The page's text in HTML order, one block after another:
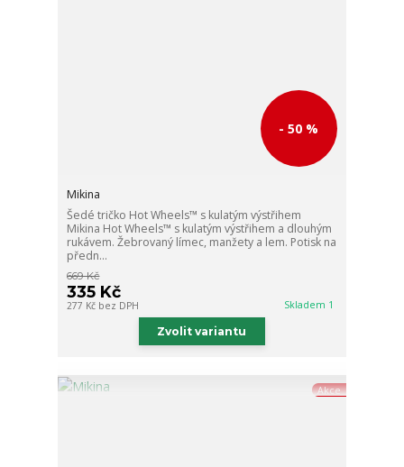
- 50 %
Mikina
Šedé tričko Hot Wheels™ s kulatým výstřihem
Mikina Hot Wheels™ s kulatým výstřihem a dlouhým
rukávem. Žebrovaný límec, manžety a lem. Potisk na
předn...
669 Kč
335 Kč
277 Kč bez DPH Skladem 1
Zvolit variantu
Akce